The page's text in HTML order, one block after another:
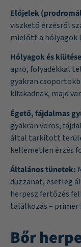
Előjelek
viszkető érzésről
mielőtt a hólyagok
Hólyagok és
apró, folyadékkal
gyakran
kifakadnak, majd
Égető, fájdalmas
gyakran vörös,
által tarkított
kellemetlen érzés
Általános tünetek:
duzzanat, esetleg
herpesz fertőzés
találkozás – primer
Bőr